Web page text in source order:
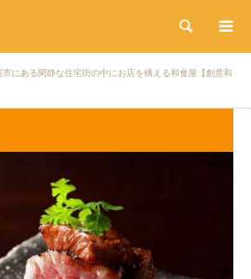
検索
市にある閑静な住宅街の中にお店を構える和食屋【創意和